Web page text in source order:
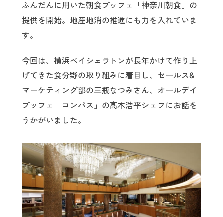
ふんだんに用いた朝食ブッフェ「神奈川朝食」の
提供を開始。地産地消の推進にも力を入れていま
す。
今回は、横浜ベイシェラトンが長年かけて作り上
げてきた食分野の取り組みに着目し、セールス&
マーケティング部の三瓶なつみさん、オールデイ
ブッフェ「コンパス」の髙木浩平シェフにお話を
うかがいました。